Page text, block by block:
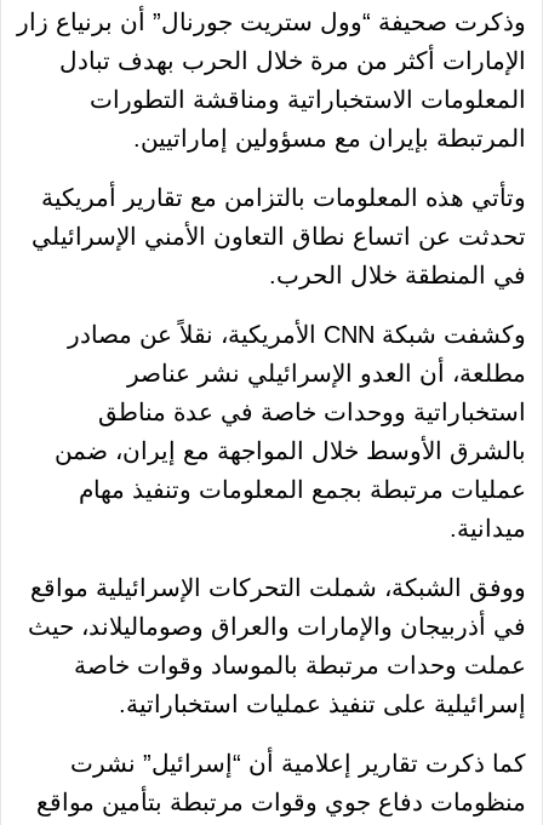
وذكرت صحيفة “وول ستريت جورنال” أن برنياع زار
الإمارات أكثر من مرة خلال الحرب بهدف تبادل
المعلومات الاستخباراتية ومناقشة التطورات
المرتبطة بإيران مع مسؤولين إماراتيين.
وتأتي هذه المعلومات بالتزامن مع تقارير أمريكية
تحدثت عن اتساع نطاق التعاون الأمني الإسرائيلي
في المنطقة خلال الحرب.
وكشفت شبكة CNN الأمريكية، نقلاً عن مصادر
مطلعة، أن العدو الإسرائيلي نشر عناصر
استخباراتية ووحدات خاصة في عدة مناطق
بالشرق الأوسط خلال المواجهة مع إيران، ضمن
عمليات مرتبطة بجمع المعلومات وتنفيذ مهام
ميدانية.
ووفق الشبكة، شملت التحركات الإسرائيلية مواقع
في أذربيجان والإمارات والعراق وصوماليلاند، حيث
عملت وحدات مرتبطة بالموساد وقوات خاصة
إسرائيلية على تنفيذ عمليات استخباراتية.
كما ذكرت تقارير إعلامية أن “إسرائيل” نشرت
منظومات دفاع جوي وقوات مرتبطة بتأمين مواقع